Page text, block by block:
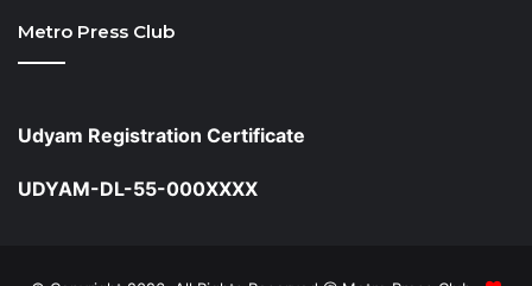
Metro Press Club
Udyam Registration Certificate
UDYAM-DL-55-000XXXX